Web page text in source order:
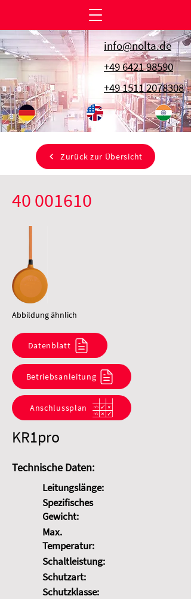
info@nolta.de
+49 6421 98590
+49 1511 2078308
Zurück zur Übersicht
40 001610
Abbildung ähnlich
Datenblatt
Betriebsanleitung
Anschlussplan
KR1pro
Technische Daten:
Leitungslänge:
Spezifisches
Gewicht:
Max.
Temperatur:
Schaltleistung:
Schutzart:
Schutzklasse: